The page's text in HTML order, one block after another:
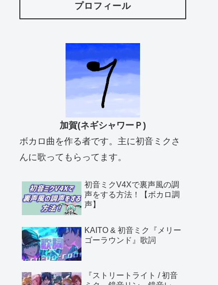
プロフィール
加賀(ネギシャワーＰ)
ボカロ曲を作る者です。主に初音ミクさ
んに歌ってもらってます。
初音ミクV4Xで裏声風の調
声をする方法！【ボカロ調
声】
KAITO & 初音ミク『メリー
ゴーラウンド』歌詞
『ストリートライト / 初音